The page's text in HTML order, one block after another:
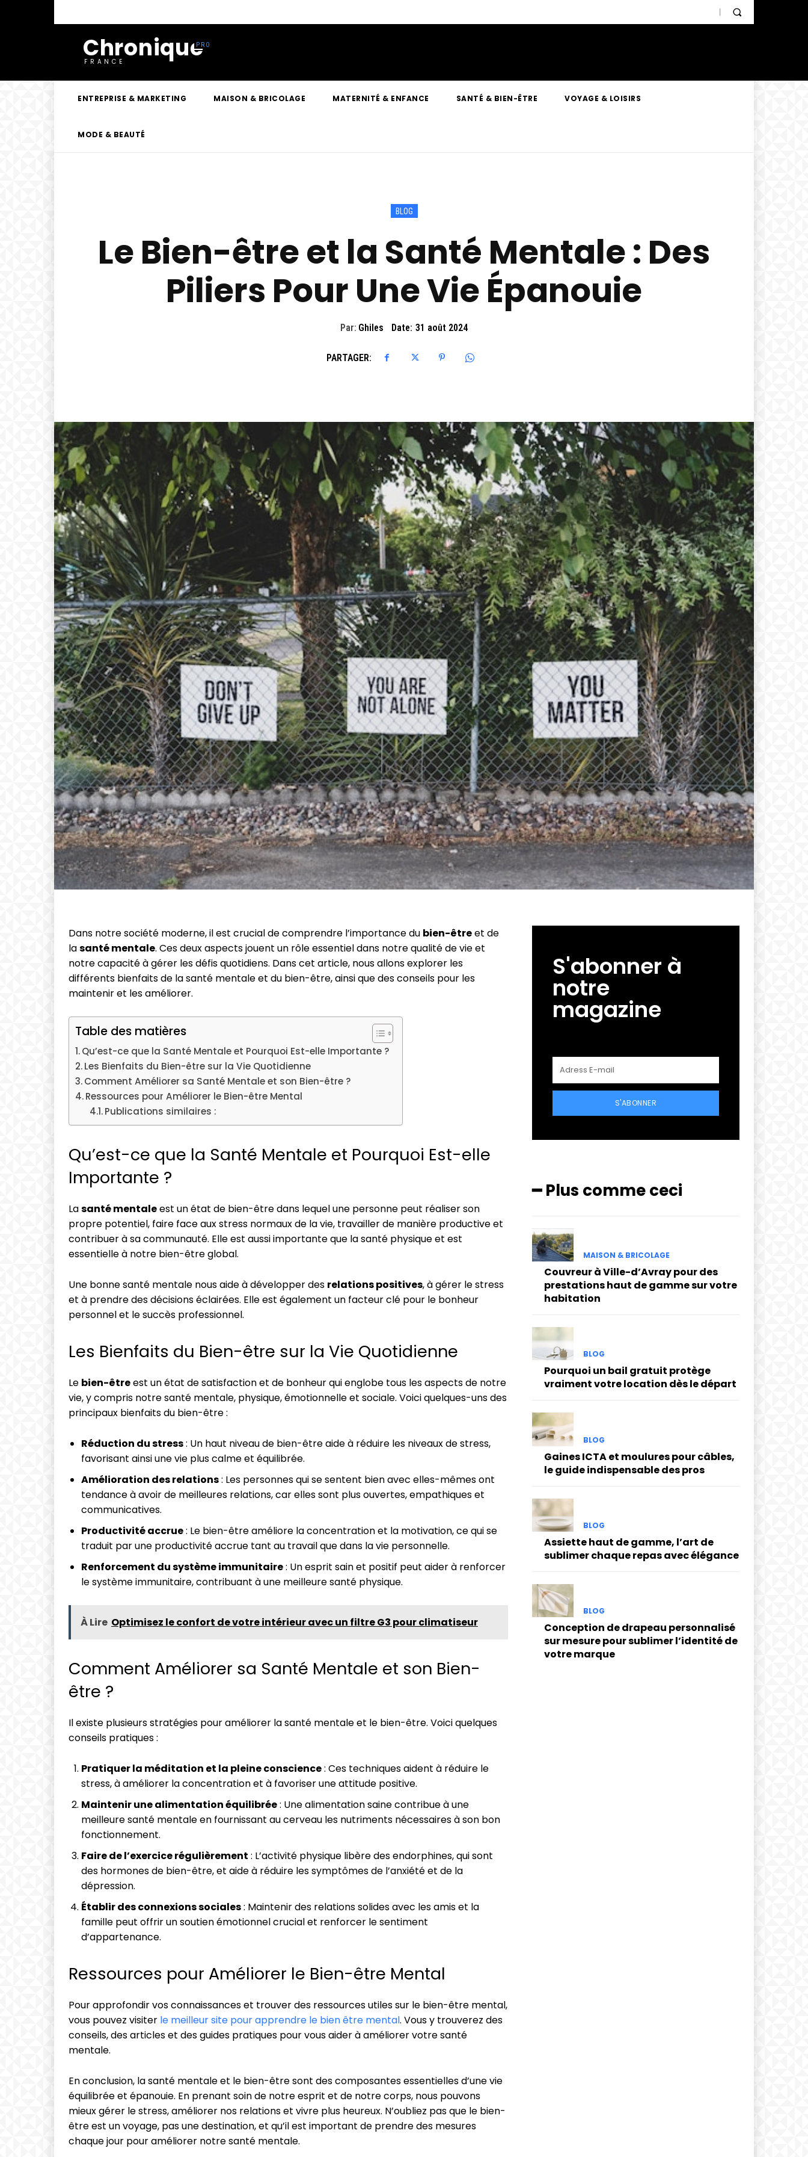
Chronique
FRANCE
ENTREPRISE & MARKETING MAISON & BRICOLAGE MATERNITÉ & ENFANCE SANTÉ & BIEN-ÊTRE VOYAGE & LOISIRS
MODE & BEAUTÉ
BLOG
Le Bien-être et la Santé Mentale : Des
Piliers Pour Une Vie Épanouie
Par: Ghiles Date: 31 août 2024
PARTAGER:
Dans notre société moderne, il est crucial de comprendre l’importance du bien-êtreet de
lasanté mentale. Ces deux aspects jouent un rôle essentiel dans notre qualité de vie et
notre capacité à gérer les défis quotidiens. Dans cet article, nous allons explorer les
différents bienfaits de la santé mentale et du bien-être, ainsi que des conseils pour les
maintenir et les améliorer.
Table des matières
Qu’est-ce que la Santé Mentale et Pourquoi Est-elle Importante ?
Les Bienfaits du Bien-être sur la Vie Quotidienne
Comment Améliorer sa Santé Mentale et son Bien-être ?
Ressources pour Améliorer le Bien-être Mental
Publications similaires :
Qu’est-ce que la Santé Mentale et Pourquoi Est-elle
Importante ?
Lasanté mentaleest un état de bien-être dans lequel une personne peut réaliser son
propre potentiel, faire face aux stress normaux de la vie, travailler de manière productive et
contribuer à sa communauté. Elle est aussi importante que la santé physique et est
essentielle à notre bien-être global.
Une bonne santé mentale nous aide à développer des relations positives, à gérer le stress
et à prendre des décisions éclairées. Elle est également un facteur clé pour le bonheur
personnel et le succès professionnel.
Les Bienfaits du Bien-être sur la Vie Quotidienne
Le bien-êtreest un état de satisfaction et de bonheur qui englobe tous les aspects de notre
vie, y compris notre santé mentale, physique, émotionnelle et sociale. Voici quelques-uns des
principaux bienfaits du bien-être :
Réduction du stress: Un haut niveau de bien-être aide à réduire les niveaux de stress,
favorisant ainsi une vie plus calme et équilibrée.
Amélioration des relations: Les personnes qui se sentent bien avec elles-mêmes ont
tendance à avoir de meilleures relations, car elles sont plus ouvertes, empathiques et
communicatives.
Productivité accrue: Le bien-être améliore la concentration et la motivation, ce qui se
traduit par une productivité accrue tant au travail que dans la vie personnelle.
Renforcement du système immunitaire: Un esprit sain et positif peut aider à renforcer
le système immunitaire, contribuant à une meilleure santé physique.
À Lire Optimisez le confort de votre intérieur avec un filtre G3 pour climatiseur
Comment Améliorer sa Santé Mentale et son Bien-
être ?
Il existe plusieurs stratégies pour améliorer la santé mentale et le bien-être. Voici quelques
conseils pratiques :
Pratiquer la méditation et la pleine conscience: Ces techniques aident à réduire le
stress, à améliorer la concentration et à favoriser une attitude positive.
Maintenir une alimentation équilibrée: Une alimentation saine contribue à une
meilleure santé mentale en fournissant au cerveau les nutriments nécessaires à son bon
fonctionnement.
Faire de l’exercice régulièrement : L’activité physique libère des endorphines, qui sont
des hormones de bien-être, et aide à réduire les symptômes de l’anxiété et de la
dépression.
Établir des connexions sociales: Maintenir des relations solides avec les amis et la
famille peut offrir un soutien émotionnel crucial et renforcer le sentiment
d’appartenance.
Ressources pour Améliorer le Bien-être Mental
Pour approfondir vos connaissances et trouver des ressources utiles sur le bien-être mental,
vous pouvez visiter le meilleur site pour apprendre le bien être mental. Vous y trouverez des
conseils, des articles et des guides pratiques pour vous aider à améliorer votre santé
mentale.
En conclusion, la santé mentale et le bien-être sont des composantes essentielles d’une vie
équilibrée et épanouie. En prenant soin de notre esprit et de notre corps, nous pouvons
mieux gérer le stress, améliorer nos relations et vivre plus heureux. N’oubliez pas que le bien-
être est un voyage, pas une destination, et qu’il est important de prendre des mesures
chaque jour pour améliorer notre santé mentale.
S'abonner à
notre
magazine
S'ABONNER
━ Plus comme ceci
MAISON & BRICOLAGE
Couvreur à Ville-d’Avray pour des
prestations haut de gamme sur votre
habitation
BLOG
Pourquoi un bail gratuit protège
vraiment votre location dès le départ
BLOG
Gaines ICTA et moulures pour câbles,
le guide indispensable des pros
BLOG
Assiette haut de gamme, l’art de
sublimer chaque repas avec élégance
BLOG
Conception de drapeau personnalisé
sur mesure pour sublimer l’identité de
votre marque